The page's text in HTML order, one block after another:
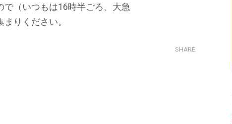
（いつもは16時半ごろ、大急
りください。
SHARE